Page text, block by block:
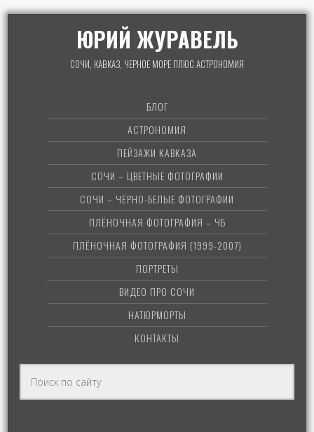
ЮРИЙ ЖУРАВЕЛЬ
СОЧИ, КАВКАЗ, ЧЕРНОЕ МОРЕ ПЛЮС АСТРОНОМИЯ
БЛОГ
АСТРОНОМИЯ
ПЕЙЗАЖИ КАВКАЗА
СОЧИ – ЦВЕТНЫЕ ФОТОГРАФИИ
СОЧИ – ЧЁРНО-БЕЛЫЕ ФОТОГРАФИИ
ПЛЁНОЧНАЯ ФОТОГРАФИЯ – ЧБ
ПЛЁНОЧНАЯ ФОТОГРАФИЯ (1999-2007)
ПОРТРЕТЫ
ВИДЕО ПРО СОЧИ
НАТЮРМОРТЫ
КОНТАКТЫ